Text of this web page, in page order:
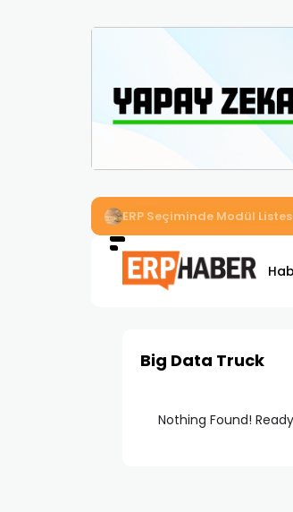
İkizler Aydınlatma,
Big Data Truck
Nothing Found!